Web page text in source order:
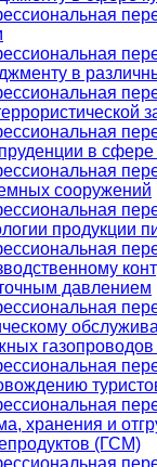
в
в сфере
сооружений
продукции
давлением
газопроводов
хранения и
(ГСМ)